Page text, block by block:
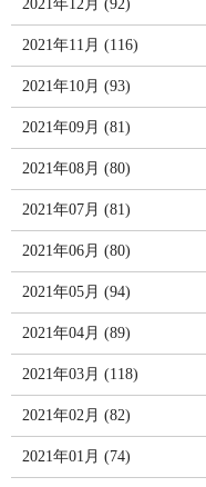
2021年12月 (92)
2021年11月 (116)
2021年10月 (93)
2021年09月 (81)
2021年08月 (80)
2021年07月 (81)
2021年06月 (80)
2021年05月 (94)
2021年04月 (89)
2021年03月 (118)
2021年02月 (82)
2021年01月 (74)